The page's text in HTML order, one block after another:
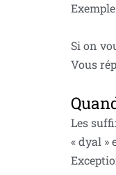
Si on
Vous
Les
« dyal »